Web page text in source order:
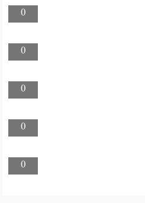
0
0
0
0
0